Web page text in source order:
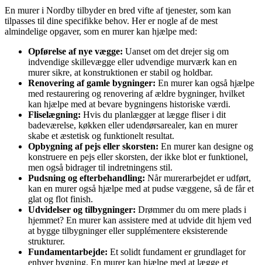
En murer i Nordby tilbyder en bred vifte af tjenester, som kan
tilpasses til dine specifikke behov. Her er nogle af de mest
almindelige opgaver, som en murer kan hjælpe med:
Opførelse af nye vægge: Uanset om det drejer sig om
indvendige skillevægge eller udvendige murværk kan en
murer sikre, at konstruktionen er stabil og holdbar.
Renovering af gamle bygninger: En murer kan også hjælpe
med restaurering og renovering af ældre bygninger, hvilket
kan hjælpe med at bevare bygningens historiske værdi.
Fliselægning: Hvis du planlægger at lægge fliser i dit
badeværelse, køkken eller udendørsarealer, kan en murer
skabe et æstetisk og funktionelt resultat.
Opbygning af pejs eller skorsten: En murer kan designe og
konstruere en pejs eller skorsten, der ikke blot er funktionel,
men også bidrager til indretningens stil.
Pudsning og efterbehandling: Når murerarbejdet er udført,
kan en murer også hjælpe med at pudse væggene, så de får et
glat og flot finish.
Udvidelser og tilbygninger: Drømmer du om mere plads i
hjemmet? En murer kan assistere med at udvide dit hjem ved
at bygge tilbygninger eller supplémentere eksisterende
strukturer.
Fundamentarbejde: Et solidt fundament er grundlaget for
enhver bygning. En murer kan hjælpe med at lægge et